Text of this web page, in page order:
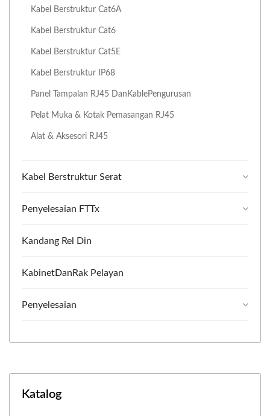
Kabel Berstruktur Cat6A
Kabel Berstruktur Cat6
Kabel Berstruktur Cat5E
Kabel Berstruktur IP68
Panel Tampalan RJ45 DanKablePengurusan
Pelat Muka & Kotak Pemasangan RJ45
Alat & Aksesori RJ45
Kabel Berstruktur Serat
Penyelesaian FTTx
Kandang Rel Din
KabinetDanRak Pelayan
Penyelesaian
Katalog